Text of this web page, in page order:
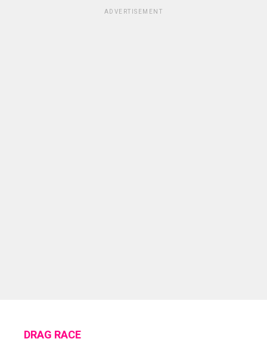
ADVERTISEMENT
DRAG RACE